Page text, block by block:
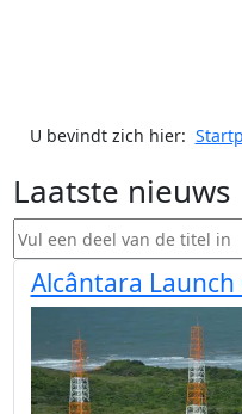
U bevindt zich hier:
Laatste nieuws
Vul een deel van de titel in
Alcântara